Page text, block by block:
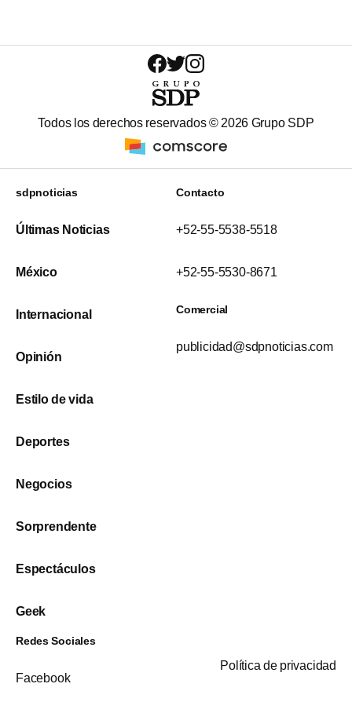
Todos los derechos reservados © 2026 Grupo SDP
sdpnoticias
Últimas Noticias
México
Internacional
Opinión
Estilo de vida
Deportes
Negocios
Sorprendente
Espectáculos
Geek
Contacto
+52-55-5538-5518
+52-55-5530-8671
Comercial
publicidad@sdpnoticias.com
Redes Sociales
Facebook
Política de privacidad